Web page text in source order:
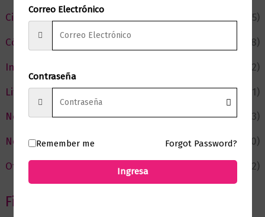
Ciencia y Conocimiento
(75)
Cómic y Fantasía
(88)
Infantil y Juvenil
(212)
Literatura
(371)
Negocios
(43)
Novedades
(110)
Ofertas
(12)
Filtrar por Autor
Correo Electrónico
Contraseña
Remember me Forgot Password?
Ingresa